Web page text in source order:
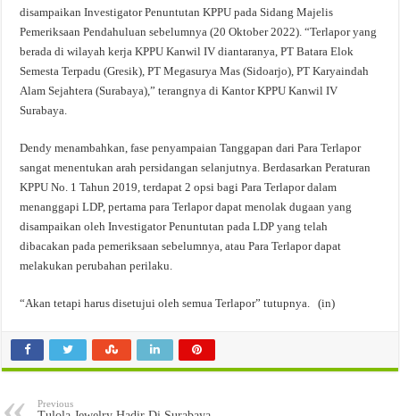
disampaikan Investigator Penuntutan KPPU pada Sidang Majelis
Pemeriksaan Pendahuluan sebelumnya (20 Oktober 2022). “Terlapor yang
berada di wilayah kerja KPPU Kanwil IV diantaranya, PT Batara Elok
Semesta Terpadu (Gresik), PT Megasurya Mas (Sidoarjo), PT Karyaindah
Alam Sejahtera (Surabaya),” terangnya di Kantor KPPU Kanwil IV
Surabaya.
Dendy menambahkan, fase penyampaian Tanggapan dari Para Terlapor
sangat menentukan arah persidangan selanjutnya. Berdasarkan Peraturan
KPPU No. 1 Tahun 2019, terdapat 2 opsi bagi Para Terlapor dalam
menanggapi LDP, pertama para Terlapor dapat menolak dugaan yang
disampaikan oleh Investigator Penuntutan pada LDP yang telah
dibacakan pada pemeriksaan sebelumnya, atau Para Terlapor dapat
melakukan perubahan perilaku.
“Akan tetapi harus disetujui oleh semua Terlapor” tutupnya. (in)
Previous